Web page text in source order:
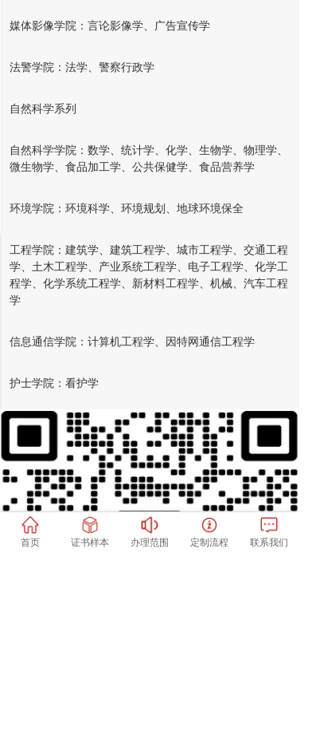
深圳国外文凭服务网
联系人：张老师
联系QQ：284788878
白石洲西区B16栋
媒体影像学院：言论影像学、广告宣传学
法警学院：法学、警察行政学
自然科学系列
自然科学学院：数学、统计学、化学、生物学、物理学、
微生物学、食品加工学、公共保健学、食品营养学
环境学院：环境科学、环境规划、地球环境保全
工程学院：建筑学、建筑工程学、城市工程学、交通工程
学、土木工程学、产业系统工程学、电子工程学、化学工
程学、化学系统工程学、新材料工程学、机械、汽车工程
学
信息通信学院：计算机工程学、因特网通信工程学
护士学院：看护学
医科学院：医科预科、医学
艺术、体育系列
音乐学院：管弦乐、声乐、作曲、钢琴、管风琴
美术学院：油画、国画、书法、视觉设计、工艺设计、产
首页 证书样本 办理范围 定制流程 联系我们